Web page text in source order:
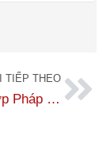
TIẾP THEO
Dịch Vụ Hợp Pháp Hóa Lãnh Sự Giấy Đăng Ký Kết Hôn Thái Lan Uy Tín